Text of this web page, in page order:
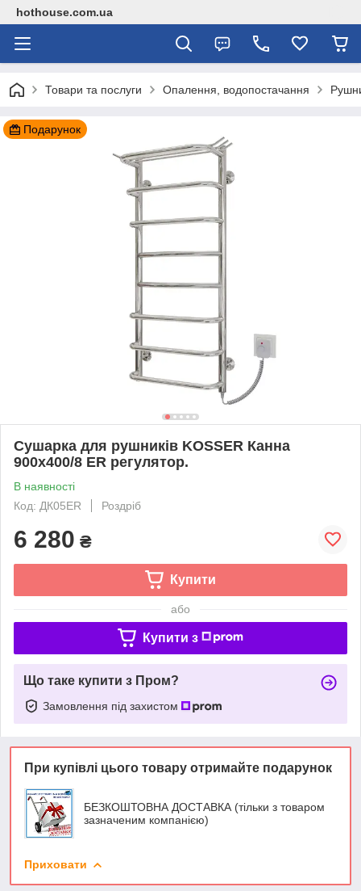
hothouse.com.ua
Товари та послуги Опалення, водопостачання
Подарунок
Сушарка для рушників KOSSER Канна
900х400/8 ЕR регулятор.
В наявності
Код: ДК05ER
Роздріб
6 280 ₴
Купити
або
Купити з
Що таке купити з Пром?
Замовлення під захистом
При купівлі цього товару отримайте подарунок
БЕЗКОШТОВНА ДОСТАВКА (тільки з товаром
зазначеним компанією)
Приховати